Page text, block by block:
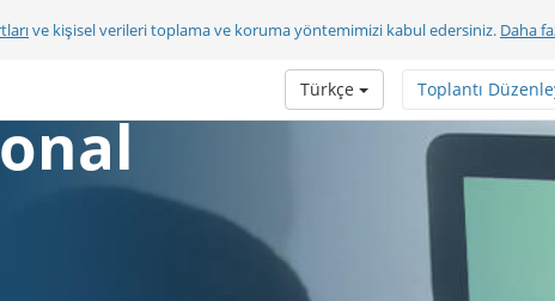
ve kişisel verileri toplama ve koruma yöntemimizi kabul edersiniz. Daha
Toplantı
Türkçe